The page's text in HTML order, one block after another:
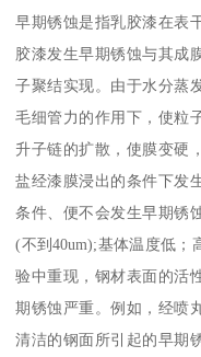
早期锈蚀是指乳胶漆在表
胶漆发生早期锈蚀与其成
子聚结实现。由于水分蒸
毛细管力的作用下，使粒
升子链的扩散，使膜变硬
盐经漆膜浸出的条件下发
条件、便不会发生早期锈
(不到40um);基体温度低；
验中重现，钢材表面的活
期锈蚀严重。例如，经喷
清洁的钢面所引起的早期